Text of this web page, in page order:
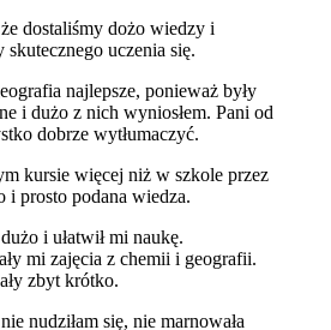
dostaliśmy dożo wiedzy i
skutecznego uczenia się.
najlepsze, ponieważ były
i dużo z nich wyniosłem. Pani od
dobrze wytłumaczyć.
kursie więcej niż w szkole przez
i prosto podana wiedza.
i ułatwił mi naukę.
mi zajęcia z chemii i geografii.
zbyt krótko.
nudziłam się, nie marnowała